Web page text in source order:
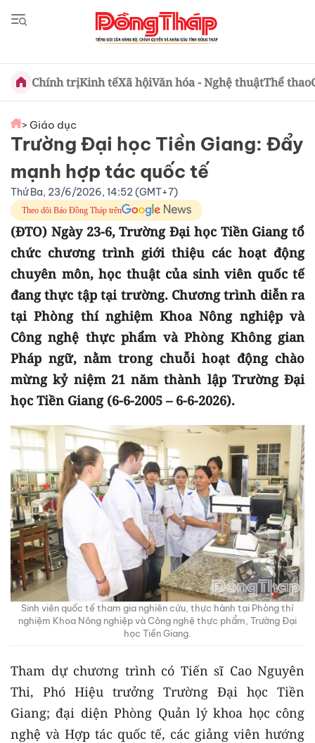
Chính trịKinh tếXã hộiVăn hóa - Nghệ thuậtThể thao
> Giáo dục
Trường Đại học Tiền Giang: Đẩy
mạnh hợp tác quốc tế
Thứ Ba, 23/6/2026, 14:52 (GMT+7)
Theo dõi Báo Đồng Tháp trên
(ĐTO) Ngày 23-6, Trường Đại học Tiền Giang tổ
chức chương trình giới thiệu các hoạt động
chuyên môn, học thuật của sinh viên quốc tế
đang thực tập tại trường. Chương trình diễn ra
tại Phòng thí nghiệm Khoa Nông nghiệp và
Công nghệ thực phẩm và Phòng Không gian
Pháp ngữ, nằm trong chuỗi hoạt động chào
mừng kỷ niệm 21 năm thành lập Trường Đại
học Tiền Giang (6-6-2005 – 6-6-2026).
Sinh viên quốc tế tham gia nghiên cứu, thực hành tại Phòng thí
nghiệm Khoa Nông nghiệp và Công nghệ thực phẩm, Trường Đại
học Tiền Giang.
Tham dự chương trình có Tiến sĩ Cao Nguyên
Thi, Phó Hiệu trưởng Trường Đại học Tiền
Giang; đại diện Phòng Quản lý khoa học công
nghệ và Hợp tác quốc tế, các giảng viên hướng